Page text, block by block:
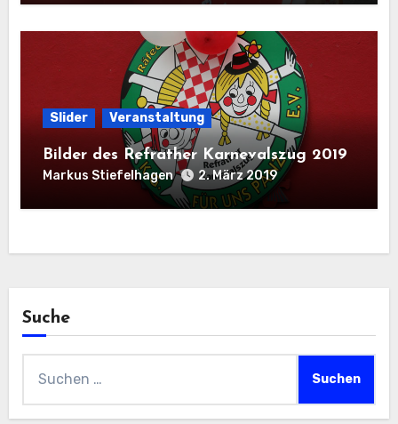
Slider Veranstaltung
Bilder des Refrather Karnevalszug 2019
Markus Stiefelhagen 2. März 2019
Suche